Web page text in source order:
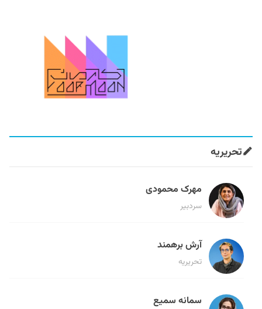
تحریریه
مهرک محمودی
سردبیر
آرش برهمند
تحریریه
سمانه سمیع